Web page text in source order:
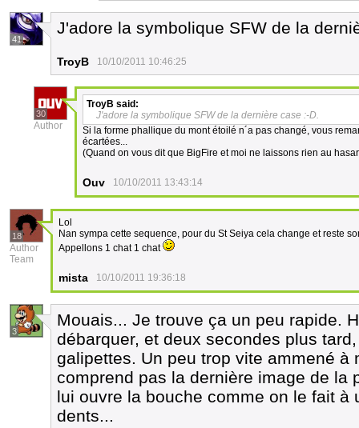
41
J'adore la symbolique SFW de la
TroyB 10/10/2011 10:46:25
30
Author
TroyB said:
J'adore la symbolique SFW de la dernière case :-D.
Si la forme phallique du mont étoilé n´a pas changé, vous
écartées...
(Quand on vous dit que BigFire et moi ne laissons rien au
Ouv 10/10/2011 13:43:14
18
Author
Team
Lol
Nan sympa cette sequence, pour du St Seiya cela change et reste
Appellons 1 chat 1 chat
mista 10/10/2011 19:36:18
3
Mouais... Je trouve ça un peu rapide.
débarquer, et deux secondes plus
galipettes. Un peu trop vite ammené à
comprend pas la dernière image de la
lui ouvre la bouche comme on le fait à
dents...